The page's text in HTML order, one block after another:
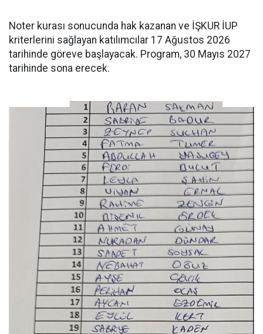
Noter kurası sonucunda hak kazanan ve İŞKUR İUP
kriterlerini sağlayan katılımcılar 17 Ağustos 2026
tarihinde göreve başlayacak. Program, 30 Mayıs 2027
tarihinde sona erecek.